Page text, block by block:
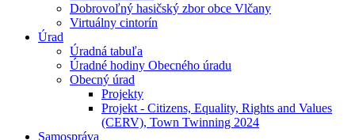
Dobrovoľný hasičský zbor obce Vlčany
Virtuálny cintorín
Úrad
Úradná tabuľa
Úradné hodiny Obecného úradu
Obecný úrad
Projekty
Projekt - Citizens, Equality, Rights and Values
(CERV), Town Twinning 2024
Samospráva